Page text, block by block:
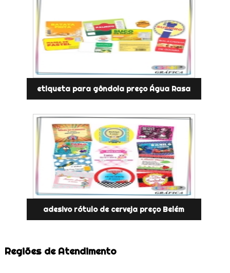
etiqueta para gôndola preço Água Rasa
adesivo rótulo de cerveja preço Belém
Regiões de Atendimento